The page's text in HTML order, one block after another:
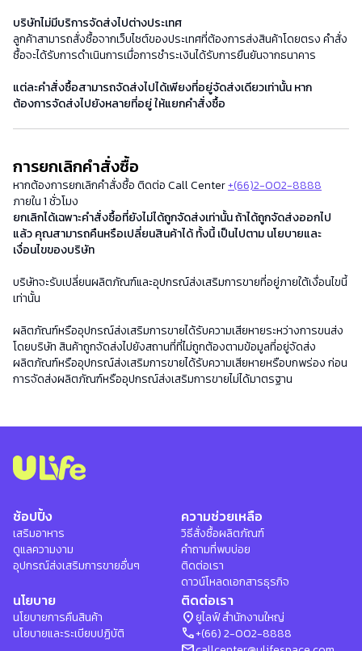
บริษัทไม่มีบริการจัดส่งไปต่างประเทศ
ลูกค้าสามารถสั่งซื้อจากเว็บไซต์ของประเทศที่ต้องการส่งสินค้าโดยตรง คำสั่ง
ซื้อจะได้รับการดำเนินการเมื่อการชำระเงินได้รับการยืนยันจากธนาคาร
แต่ละคำสั่งซื้อสามารถจัดส่งไปได้เพียงที่อยู่จัดส่งเดียวเท่านั้น หาก
ต้องการจัดส่งไปยังหลายที่อยู่ ให้แยกคำสั่งซื้อ
การยกเลิกคำสั่งซื้อ
หากต้องการยกเลิกคำสั่งซื้อ ติดต่อ Call Center+(66)2-002-8888
ภายใน 1 ชั่วโมง
ยกเลิกได้เฉพาะคำสั่งซื้อที่ยังไม่ได้ถูกจัดส่งเท่านั้น ถ้าได้ถูกจัดส่งออกไป
แล้ว คุณสามารถคืนหรือเปลี่ยนสินค้าได้ ทั้งนี้ เป็นไปตาม นโยบายและ
เงื่อนไขของบริษัท
บริษัทจะรับเปลี่ยนผลิตภัณฑ์และอุปกรณ์ส่งเสริมการขายที่อยู่ภายใต้เงื่อนไขนี้
เท่านั้น
ผลิตภัณฑ์หรืออุปกรณ์ส่งเสริมการขายได้รับความเสียหายระหว่างการขนส่ง
โดยบริษัท สินค้าถูกจัดส่งไปยังสถานที่ที่ไม่ถูกต้องตามข้อมูลที่อยู่จัดส่ง
ผลิตภัณฑ์หรืออุปกรณ์ส่งเสริมการขายได้รับความเสียหายหรือบกพร่อง ก่อน
การจัดส่งผลิตภัณฑ์หรืออุปกรณ์ส่งเสริมการขายไม่ได้มาตรฐาน
ช้อปปิ้ง
เสริมอาหาร
ดูแลความงาม
อุปกรณ์ส่งเสริมการขายอื่นๆ
ความช่วยเหลือ
วิธีสั่งซื้อผลิตภัณฑ์
คำถามที่พบบ่อย
ติดต่อเรา
ดาวน์โหลดเอกสารธุรกิจ
นโยบาย
นโยบายการคืนสินค้า
นโยบายและระเบียบปฏิบัติ
ติดต่อเรา
location_onยูไลฟ์ สำนักงานใหญ่
phone+(66) 2-002-8888